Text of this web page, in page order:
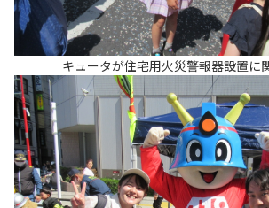
キュータが住宅用火災警報器設置に